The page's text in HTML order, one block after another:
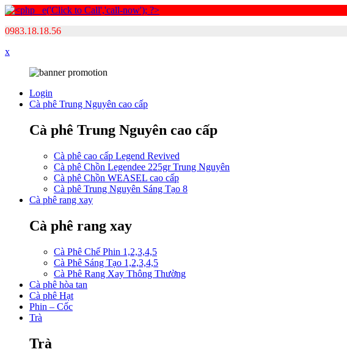
0983.18.18.56
x
Login
Cà phê Trung Nguyên cao cấp
Cà phê Trung Nguyên cao cấp
Cà phê cao cấp Legend Revived
Cà phê Chồn Legendee 225gr Trung Nguyên
Cà phê Chồn WEASEL cao cấp
Cà phê Trung Nguyên Sáng Tạo 8
Cà phê rang xay
Cà phê rang xay
Cà Phê Chế Phin 1,2,3,4,5
Cà Phê Sáng Tạo 1,2,3,4,5
Cà Phê Rang Xay Thông Thường
Cà phê hòa tan
Cà phê Hạt
Phin – Cốc
Trà
Trà